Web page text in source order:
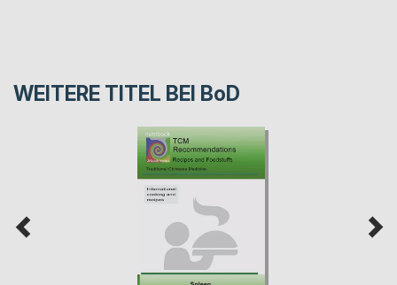
WEITERE TITEL BEI BoD